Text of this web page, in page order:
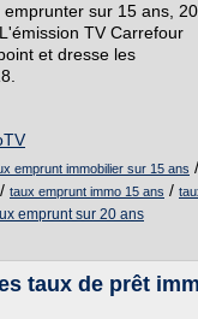
sur 15 ans, 20
TV Carrefour
et dresse les
emprunt immobilier sur 15 ans /
/ taux emprunt immo 15 ans /
emprunt sur 20 ans
taux de prêt